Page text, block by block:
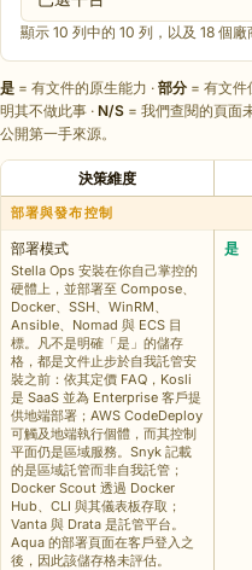
顯示 10 列中的 10 列，以及 18 個
是 = 有文件的原生能力 · 部分 = 有文件
明其不做此事 · N/S = 我們查閱的頁面
公開第一手來源。
決策維度
部署與發布控制
部署模式
Stella Ops 安裝在你自己掌控的
硬體上，並部署至 Compose、
Docker、SSH、WinRM、
Ansible、Nomad 與 ECS 目
標。凡不是明確「是」的儲存
格，都是文件止步於自我託管安
裝之前：依其定價 FAQ，Kosli
是 SaaS 並為 Enterprise 客戶提
供地端部署；AWS CodeDeploy
可觸及地端執行個體，而其控制
平面仍是區域服務。Snyk 記載
的是區域託管而非自我託管；
Docker Scout 透過 Docker
Hub、CLI 與其儀表板存取；
Vanta 與 Drata 是託管平台。
Aqua 的部署頁面在客戶登入之
後，因此該儲存格未評估。
是